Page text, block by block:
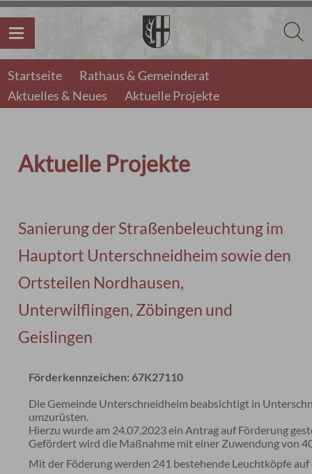
Startseite
Rathaus & Gemeinderat
Aktuelles & Neues
Aktuelle Projekte
Aktuelle Projekte
Sanierung der Straßenbeleuchtung im
Hauptort Unterschneidheim sowie den
Ortsteilen Nordhausen,
Unterwilflingen, Zöbingen und
Geislingen
Förderkennzeichen:67K27110
Die Gemeinde Unterschneidheim beabsichtigt in
umzurüsten.
Hierzu wurde am 24.07.2023 ein Antrag auf Förderung
Gefördert wird die Maßnahme mit einer Zuwendung von
Mit der Föderung werden 241 bestehende Leuchtköpfe